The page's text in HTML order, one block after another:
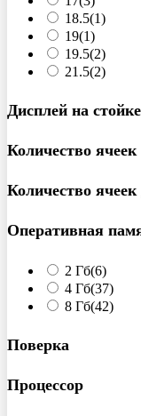
18.5(1)
19(1)
19.5(2)
21.5(2)
Дисплей на стойке
Количество ячеек
Количество
Оперативная
2 Гб(6)
4 Гб(37)
8 Гб(42)
Поверка
Процессор